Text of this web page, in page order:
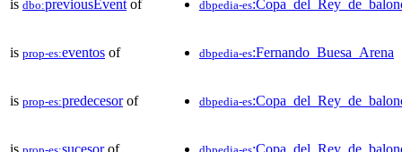
is dbo:previousEvent of dbpedia-es
is prop-es:eventos of dbpedia-es:Fernando_Buesa_Arena
is prop-es:predecesorof dbpedia-es
is sucesorof